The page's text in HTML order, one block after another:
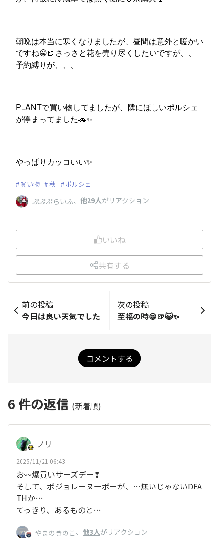
朝晩は本当に寒くなりましたが、昼間は意外と暖かい
ですね😀🍺さっさと花を売り尽くしたいですが、、
予約縛りが、、、
PLANTで買い物してましたが、隣にほしいポルシェ
が停まってました🚗✨
やっぱりカッコいい✨
買い物 秋 ポルシェ
ぷぷぷらいふ、 他29人がリアクション
いいね
共有する
前の投稿
今日は良い天気でした
次の投稿
至福の時😀🍺😺✨
コメントする
6 件の返信 (新着順)
ノリ
2025/11/21 06:43
お〰️爆買いサーズデー❢
そして、ボジョレーヌーボーが、…無いじゃないDEA
THか…
てっきり、あるものと…
やまのきのこ 、 他3人がリアクション